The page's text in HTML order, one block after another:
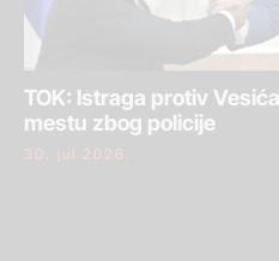
TOK: Istraga protiv
mestu zbog policije
30. jul 2026.